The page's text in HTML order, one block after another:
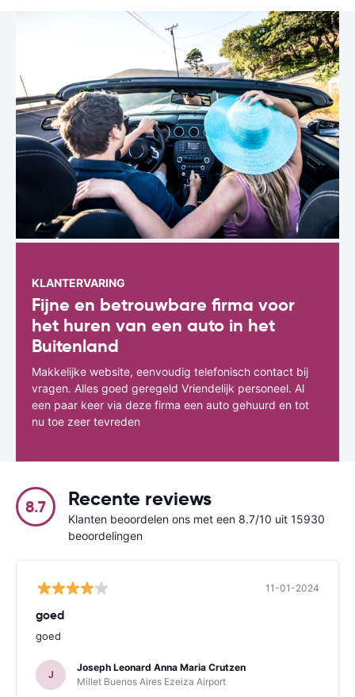
KLANTERVARING
Fijne en betrouwbare firma voor
het huren van een auto in het
Buitenland
Makkelijke website, eenvoudig telefonisch contact bij
vragen. Alles goed geregeld Vriendelijk personeel. Al
een paar keer via deze firma een auto gehuurd en tot
nu toe zeer tevreden
8.7 Recente reviews
Klanten beoordelen ons met een 8.7/10 uit 15930
beoordelingen
11-01-2024
goed
goed
J
Joseph Leonard Anna Maria Crutzen
Millet Buenos Aires Ezeiza Airport